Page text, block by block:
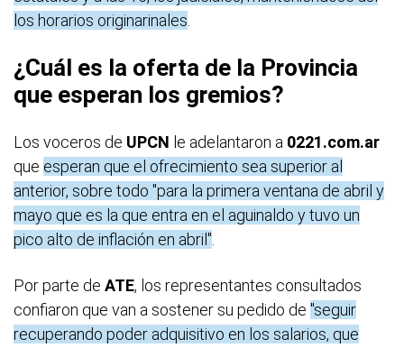
los horarios originarinales.
¿Cuál es la oferta de la Provincia
que esperan los gremios?
Los voceros de UPCN le adelantaron a 0221.com.ar
que esperan que el ofrecimiento sea superior al
anterior, sobre todo "para la primera ventana de abril y
mayo que es la que entra en el aguinaldo y tuvo un
pico alto de inflación en abril".
Por parte de ATE, los representantes consultados
confiaron que van a sostener su pedido de "seguir
recuperando poder adquisitivo en los salarios, que